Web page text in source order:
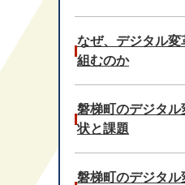
なぜ、デジタル変
組むのか
磐梯町のデジタル
状と課題
磐梯町のデジタル